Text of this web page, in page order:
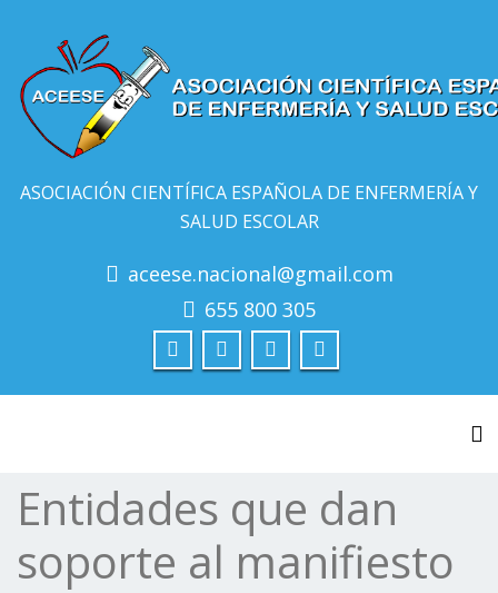
ASOCIACIÓN CIENTÍFICA ESPAÑOLA DE ENFERMERÍA Y
SALUD ESCOLAR
aceese.nacional@gmail.com
655 800 305
Entidades que dan
soporte al manifiesto